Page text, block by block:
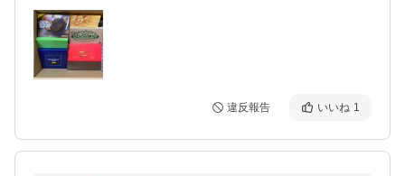
違反報告 いいね 1